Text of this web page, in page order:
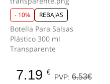
- 10% REBAJAS
Botella Para Salsas
Plástico 300 ml
Transparente
7.19 €
PVP: 6.53€